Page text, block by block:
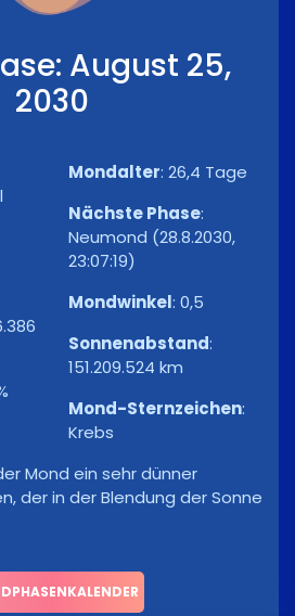
August 25,
2030
Mondalter: 26,4 Tage
Nächste Phase:
Neumond (28.8.2030,
23:07:19)
Mondwinkel: 0,5
Sonnenabstand:
151.209.524 km
Mond-Sternzeichen:
Krebs
Mond ein sehr dünner
der in der Blendung der Sonne